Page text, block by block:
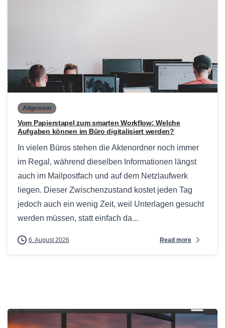
0
Allgemein
Vom Papierstapel zum smarten Workflow: Welche
Aufgaben können im Büro digitalisiert werden?
In vielen Büros stehen die Aktenordner noch immer
im Regal, während dieselben Informationen längst
auch im Mailpostfach und auf dem Netzlaufwerk
liegen. Dieser Zwischenzustand kostet jeden Tag
jedoch auch ein wenig Zeit, weil Unterlagen gesucht
werden müssen, statt einfach da...
6. August 2026 Read more